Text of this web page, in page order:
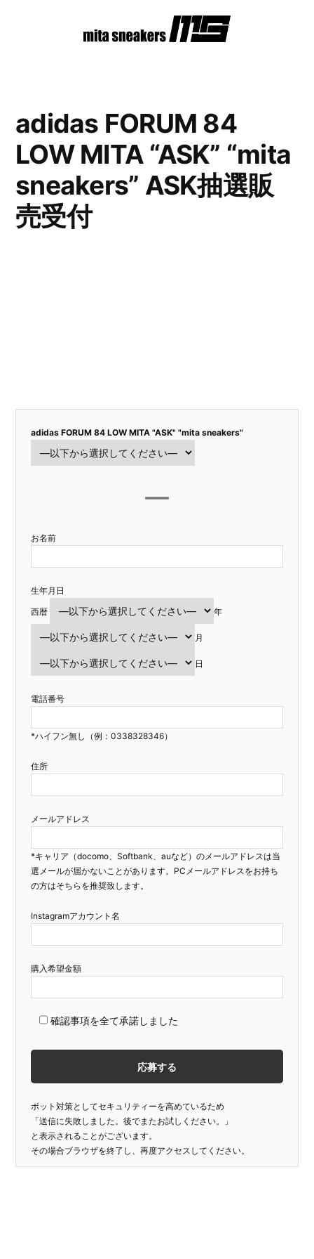
adidas FORUM 84
LOW MITA “ASK” “mita
sneakers” ASK抽選販
売受付
adidas FORUM 84 LOW MITA "ASK" "mita sneakers"
お名前
生年月日
西暦
年
月
日
電話番号
*ハイフン無し（例：0338328346）
住所
メールアドレス
*キャリア（docomo、Softbank、auなど）のメールアドレスは当
選メールが届かないことがあります。PCメールアドレスをお持ち
の方はそちらを推奨致します。
Instagramアカウント名
購入希望金額
確認事項を全て承諾しました
ボット対策としてセキュリティーを高めているため
「送信に失敗しました。後でまたお試しください。」
と表示されることがございます。
その場合ブラウザを終了し、再度アクセスしてください。